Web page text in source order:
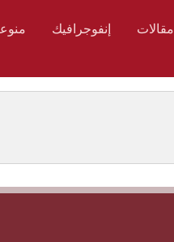
مقالات إنفوجرافيك